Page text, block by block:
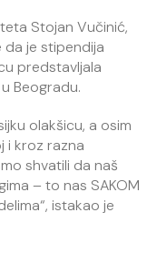
Stojan Vučinić,
da je stipendija
predstavljala
Beogradu.
olakšicu, a osim
i kroz razna
shvatili da naš
– to nas SAKOM
istakao je